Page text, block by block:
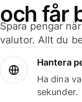
och får
Spara pengar
valutor. Allt du
Hantera
Ha dina
sekunder.